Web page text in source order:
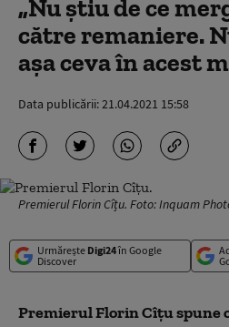
„Nu știu de ce
către remaniere.
așa ceva în acest
Data publicării:21.04.2021 15:58
Premierul Florin Cîțu. Foto: Inquam
Urmărește Digi24în Google
Discover
Premierul Florin Cîţu spune